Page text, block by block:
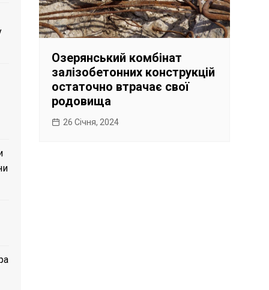
Озерянський комбінат
залізобетонних конструкцій
остаточно втрачає свої
родовища
26 Січня, 2024